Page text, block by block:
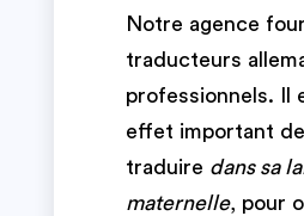
Notre agence
traducteurs
professionnels. Il
effet important
traduire dans sa
maternelle, pour